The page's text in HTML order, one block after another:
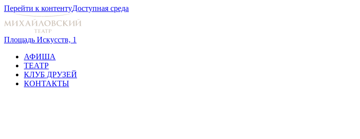
Перейти к контентуДоступная среда
Площадь Искусств, 1
АФИША
ТЕАТР
КЛУБ ДРУЗЕЙ
КОНТАКТЫ